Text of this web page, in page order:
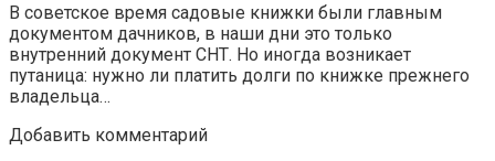
В советское время садовые книжки были главным
документом дачников, в наши дни это только
внутренний документ СНТ. Но иногда возникает
путаница: нужно ли платить долги по книжке прежнего
владельца…
Добавить комментарий